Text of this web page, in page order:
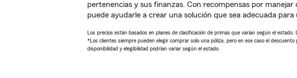
pertenencias y sus finanzas. Con recompensas por
puede ayudarle a crear una solución que sea adecuada para
Los precios están basados en planes de clasificación de primas que varían según el
*Los clientes siempre pueden elegir comprar solo una póliza, pero en ese caso el
disponibilidad y elegibilidad podrían variar según el estado.